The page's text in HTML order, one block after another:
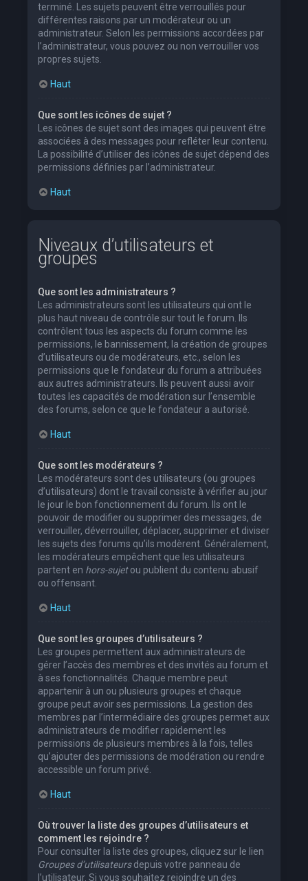
terminé. Les sujets peuvent être verrouillés pour
différentes raisons par un modérateur ou un
administrateur. Selon les permissions accordées par
l’administrateur, vous pouvez ou non verrouiller vos
propres sujets.
Haut
Que sont les icônes de sujet ?
Les icônes de sujet sont des images qui peuvent être
associées à des messages pour refléter leur contenu.
La possibilité d’utiliser des icônes de sujet dépend des
permissions définies par l’administrateur.
Haut
Niveaux d’utilisateurs et
groupes
Que sont les administrateurs ?
Les administrateurs sont les utilisateurs qui ont le
plus haut niveau de contrôle sur tout le forum. Ils
contrôlent tous les aspects du forum comme les
permissions, le bannissement, la création de groupes
d’utilisateurs ou de modérateurs, etc., selon les
permissions que le fondateur du forum a attribuées
aux autres administrateurs. Ils peuvent aussi avoir
toutes les capacités de modération sur l’ensemble
des forums, selon ce que le fondateur a autorisé.
Haut
Que sont les modérateurs ?
Les modérateurs sont des utilisateurs (ou groupes
d’utilisateurs) dont le travail consiste à vérifier au jour
le jour le bon fonctionnement du forum. Ils ont le
pouvoir de modifier ou supprimer des messages, de
verrouiller, déverrouiller, déplacer, supprimer et diviser
les sujets des forums qu’ils modèrent. Généralement,
les modérateurs empêchent que les utilisateurs
partent en hors-sujetou publient du contenu abusif
ou offensant.
Haut
Que sont les groupes d’utilisateurs ?
Les groupes permettent aux administrateurs de
gérer l’accès des membres et des invités au forum et
à ses fonctionnalités. Chaque membre peut
appartenir à un ou plusieurs groupes et chaque
groupe peut avoir ses permissions. La gestion des
membres par l’intermédiaire des groupes permet aux
administrateurs de modifier rapidement les
permissions de plusieurs membres à la fois, telles
qu’ajouter des permissions de modération ou rendre
accessible un forum privé.
Haut
Où trouver la liste des groupes d’utilisateurs et
comment les rejoindre ?
Pour consulter la liste des groupes, cliquez sur le lien
Groupes d’utilisateursdepuis votre panneau de
l’utilisateur. Si vous souhaitez rejoindre un des